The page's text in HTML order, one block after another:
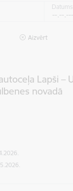
Aizvērt
Lapši –
novadā